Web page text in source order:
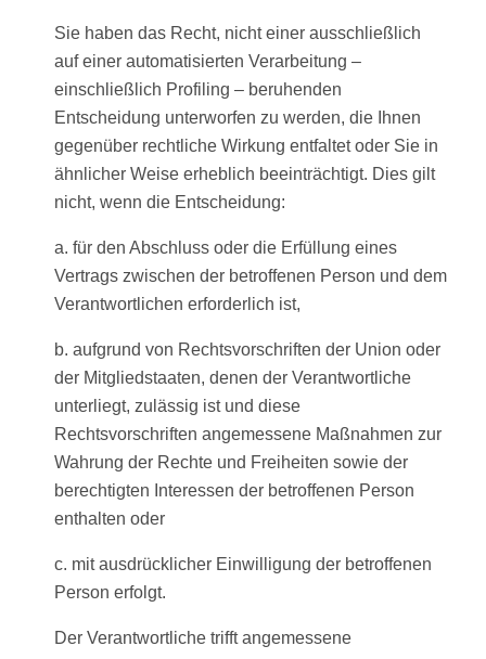
Sie haben das Recht, nicht einer ausschließlich
auf einer automatisierten Verarbeitung –
einschließlich Profiling – beruhenden
Entscheidung unterworfen zu werden, die Ihnen
gegenüber rechtliche Wirkung entfaltet oder Sie in
ähnlicher Weise erheblich beeinträchtigt. Dies gilt
nicht, wenn die Entscheidung:
a. für den Abschluss oder die Erfüllung eines
Vertrags zwischen der betroffenen Person und dem
Verantwortlichen erforderlich ist,
b. aufgrund von Rechtsvorschriften der Union oder
der Mitgliedstaaten, denen der Verantwortliche
unterliegt, zulässig ist und diese
Rechtsvorschriften angemessene Maßnahmen zur
Wahrung der Rechte und Freiheiten sowie der
berechtigten Interessen der betroffenen Person
enthalten oder
c. mit ausdrücklicher Einwilligung der betroffenen
Person erfolgt.
Der Verantwortliche trifft angemessene